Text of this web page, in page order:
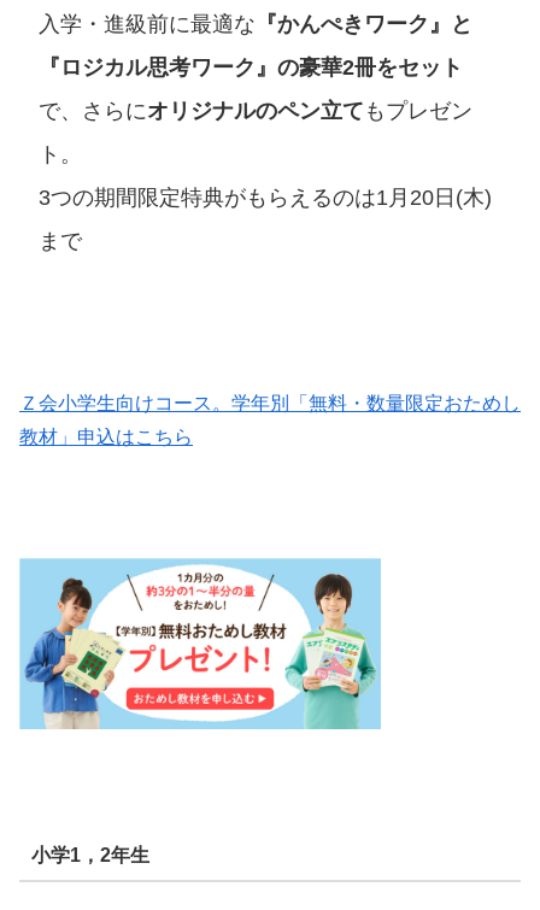
入学・進級前に最適な 『かんぺきワーク』と
『ロジカル思考ワーク』の豪華2冊をセット
で、さらにオリジナルのペン立て もプレゼン
ト。
3つの期間限定特典がもらえるのは1月20日(木)
まで
Ｚ会小学生向けコース。学年別「無料・数量限定おためし
教材」申込はこちら
小学1，2年生